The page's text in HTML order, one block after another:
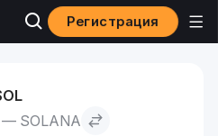
Регистрация
Индийская рупия to Solana
SOLANA